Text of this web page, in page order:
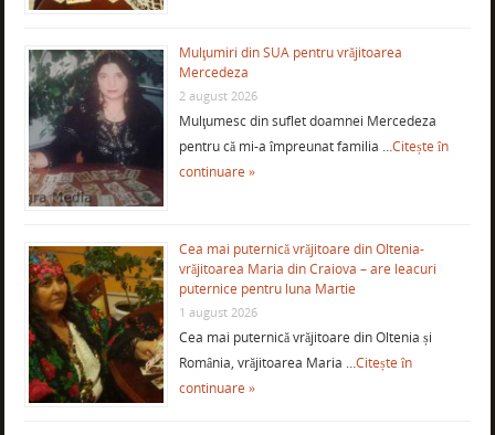
Mulţumiri din SUA pentru vrăjitoarea
Mercedeza
2 august 2026
Mulţumesc din suflet doamnei Mercedeza
pentru că mi-a împreunat familia …Citește în
continuare »
Cea mai puternică vrăjitoare din Oltenia-
vrăjitoarea Maria din Craiova – are leacuri
puternice pentru luna Martie
1 august 2026
Cea mai puternică vrăjitoare din Oltenia și
România, vrăjitoarea Maria …Citește în
continuare »